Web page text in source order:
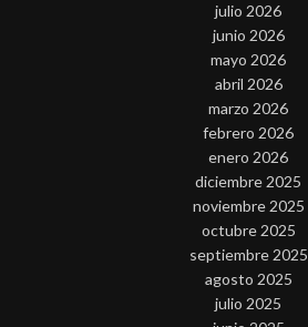
julio 2026
junio 2026
mayo 2026
abril 2026
marzo 2026
febrero 2026
enero 2026
diciembre 2025
noviembre 2025
octubre 2025
septiembre 2025
agosto 2025
julio 2025